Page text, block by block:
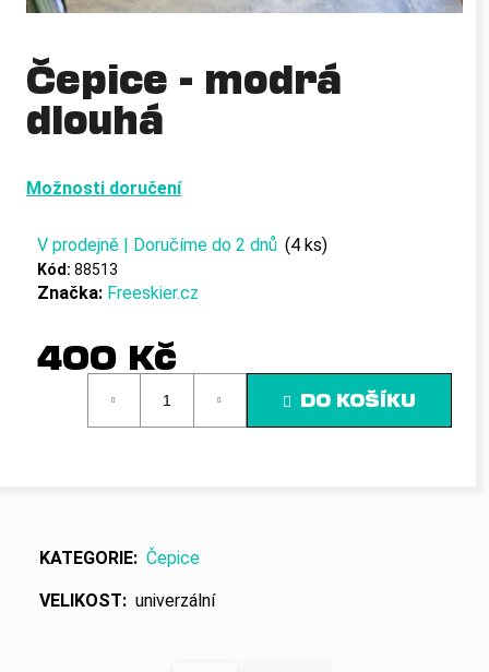
Čepice - modrá
dlouhá
Možnosti doručení
V prodejně | Doručíme do 2 dnů (4 ks)
Kód: 88513
Značka: Freeskier.cz
400 Kč
DO KOŠÍKU
KATEGORIE: Čepice
VELIKOST: univerzální
í
t
?
HLEDAT